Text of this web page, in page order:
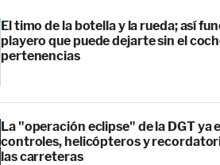
El timo de la botella y la rueda; así
playero que puede dejarte sin el
pertenencias
La "operación eclipse" de la DGT ya
controles, helicópteros y
las carreteras